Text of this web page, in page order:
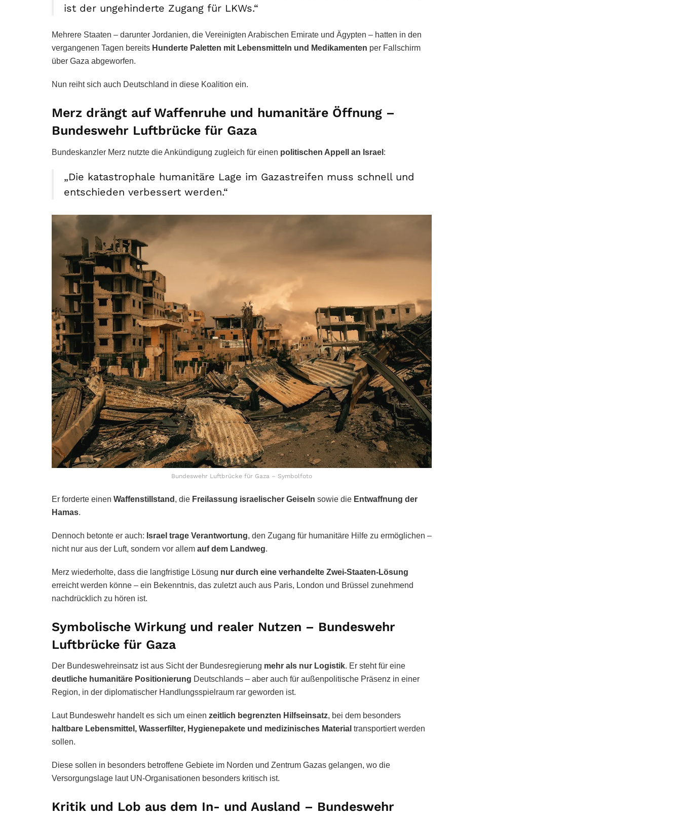
ist der ungehinderte Zugang für LKWs.“
Mehrere Staaten – darunter Jordanien, die Vereinigten Arabischen Emirate und Ägypten – hatten in den
vergangenen Tagen bereits Hunderte Paletten mit Lebensmitteln und Medikamenten per Fallschirm
über Gaza abgeworfen.
Nun reiht sich auch Deutschland in diese Koalition ein.
Merz drängt auf Waffenruhe und humanitäre Öffnung –
Bundeswehr Luftbrücke für Gaza
Bundeskanzler Merz nutzte die Ankündigung zugleich für einen politischen Appell an Israel :
„Die katastrophale humanitäre Lage im Gazastreifen muss schnell und
entschieden verbessert werden.“
Bundeswehr Luftbrücke für Gaza – Symbolfoto
Er forderte einen Waffenstillstand , die Freilassung israelischer Geiseln sowie die Entwaffnung der
Hamas.
Dennoch betonte er auch: Israel trage Verantwortung, den Zugang für humanitäre Hilfe zu ermöglichen –
nicht nur aus der Luft, sondern vor allem auf dem Landweg.
Merz wiederholte, dass die langfristige Lösung nur durch eine verhandelte Zwei-Staaten-Lösung
erreicht werden könne – ein Bekenntnis, das zuletzt auch aus Paris, London und Brüssel zunehmend
nachdrücklich zu hören ist.
Symbolische Wirkung und realer Nutzen – Bundeswehr
Luftbrücke für Gaza
Der Bundeswehreinsatz ist aus Sicht der Bundesregierung mehr als nur Logistik. Er steht für eine
deutliche humanitäre Positionierung Deutschlands – aber auch für außenpolitische Präsenz in einer
Region, in der diplomatischer Handlungsspielraum rar geworden ist.
Laut Bundeswehr handelt es sich um einen zeitlich begrenzten Hilfseinsatz, bei dem besonders
haltbare Lebensmittel, Wasserfilter, Hygienepakete und medizinisches Material transportiert werden
sollen.
Diese sollen in besonders betroffene Gebiete im Norden und Zentrum Gazas gelangen, wo die
Versorgungslage laut UN-Organisationen besonders kritisch ist.
Kritik und Lob aus dem In- und Ausland – Bundeswehr